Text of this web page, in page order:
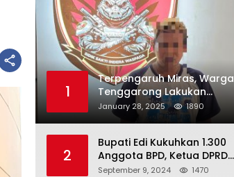
1
Terpengaruh Miras, Warga
Tenggarong Lakukan
Penganiayaan Kepada
Teman Sendiri
January 28, 2025 1890
2
Bupati Edi Kukuhkan 1.300
Anggota BPD, Ketua DPRD
Kukar : Lakukan Tupoksi
September 9, 2024 1470